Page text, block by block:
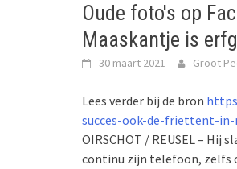
Oude foto's op
Maaskantje is
30 maart 2021 Groot
Lees verder bij de bron
succes-ook-de-friettent-in-
OIRSCHOT / REUSEL –
continu zijn telefoon, zelfs